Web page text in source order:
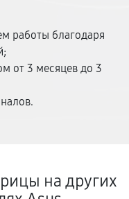
работы благодаря
от 3 месяцев до 3
на других